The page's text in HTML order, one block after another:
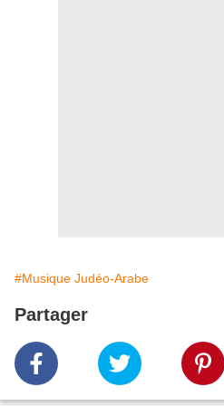
#Musique Judéo-Arabe
Partager